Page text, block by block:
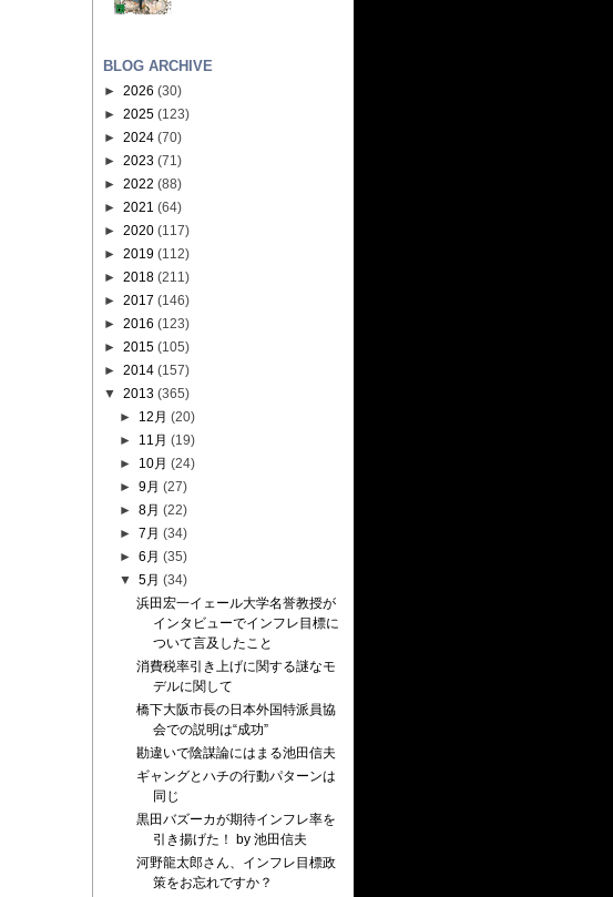
BLOG ARCHIVE
► 2026 (30)
► 2025 (123)
► 2024 (70)
► 2023 (71)
► 2022 (88)
► 2021 (64)
► 2020 (117)
► 2019 (112)
► 2018 (211)
► 2017 (146)
► 2016 (123)
► 2015 (105)
► 2014 (157)
▼ 2013 (365)
► 12月 (20)
► 11月 (19)
► 10月 (24)
►9月 (27)
►8月 (22)
►7月 (34)
►6月 (35)
▼ 5月 (34)
浜田宏一イェール大学名誉教授が
インタビューでインフレ目標に
ついて言及したこと
消費税率引き上げに関する謎なモ
デルに関して
橋下大阪市長の日本外国特派員協
会での説明は“成功”
勘違いで陰謀論にはまる池田信夫
ギャングとハチの行動パターンは
同じ
黒田バズーカが期待インフレ率を
引き揚げた！ by 池田信夫
河野龍太郎さん、インフレ目標政
策をお忘れですか？